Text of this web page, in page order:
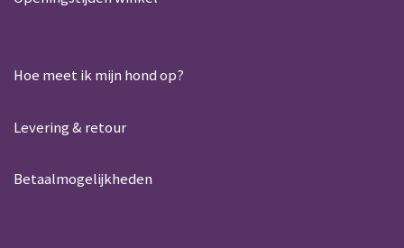
Hoe meet ik mijn hond op?
Levering & retour
Betaalmogelijkheden